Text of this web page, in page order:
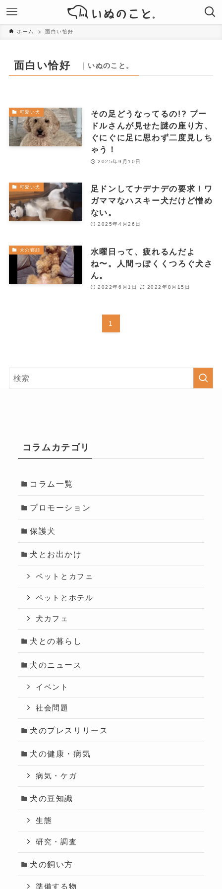
ホーム 面白い恰好
面白い恰好 ｜いぬのこと。
可愛い犬
その足どうなってるの!? プー
ドルさんが見せた謎の座り方、
ぐにぐに足に思わず二度見しち
ゃう！
2025年9月10日
可愛い犬
足ドンしてナデナデの要求！ワ
ガママなハスキー犬だけど憎め
ない。
2025年4月26日
犬の寝顔
水曜日って、疲れるんだよ
ね〜。人間っぽくくつろぐ犬さ
ん。
2022年6月1日 2022年8月15日
1
コラムカテゴリ
コラム一覧
プロモーション
保護犬
犬とお出かけ
ペットとカフェ
ペットとホテル
犬カフェ
犬との暮らし
犬のニュース
イベント
社会問題
犬のプレスリリース
犬の健康・病気
病気・ケガ
犬の豆知識
生態
研究・調査
犬の飼い方
準備する物